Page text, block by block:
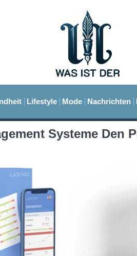
Lifestyle Mode Nachrichten
Systeme Den